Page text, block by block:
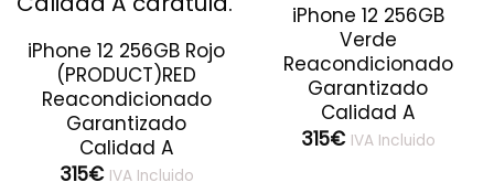
iPhone 12 256GB Rojo
(PRODUCT)RED
Reacondicionado
Garantizado
Calidad A
315€ IVA Incluido
iPhone 12 256GB
Verde
Reacondicionado
Garantizado
Calidad A
315€ IVA Incluido